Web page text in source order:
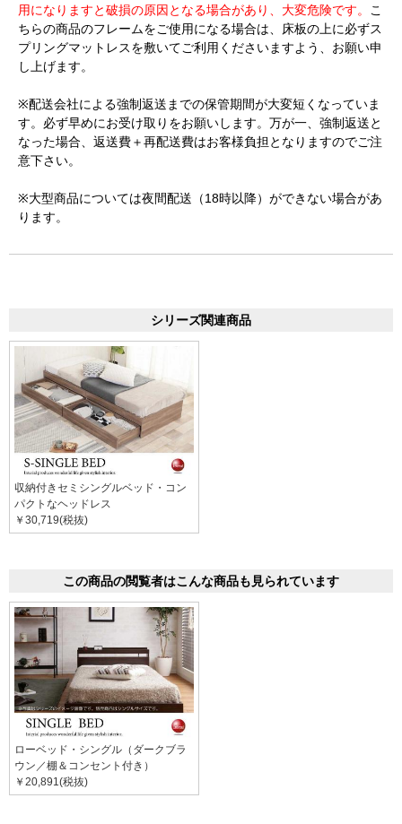
用になりますと破損の原因となる場合があり、大変危険です。
こ
ちらの商品のフレームをご使用になる場合は、床板の上に必ずス
プリングマットレスを敷いてご利用くださいますよう、お願い申
し上げます。
※配送会社による強制返送までの保管期間が大変短くなっていま
す。必ず早めにお受け取りをお願いします。万が一、強制返送と
なった場合、返送費＋再配送費はお客様負担となりますのでご注
意下さい。
※大型商品については夜間配送（18時以降）ができない場合があ
ります。
シリーズ関連商品
収納付きセミシングルベッド・コン
パクトなヘッドレス
￥30,719(税抜)
この商品の閲覧者はこんな商品も見られています
ローベッド・シングル（ダークブラ
ウン／棚＆コンセント付き）
￥20,891(税抜)